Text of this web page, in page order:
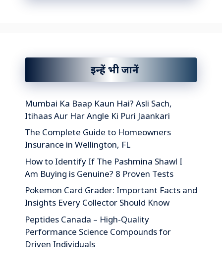
इन्हें भी जानें
Mumbai Ka Baap Kaun Hai? Asli Sach,
Itihaas Aur Har Angle Ki Puri Jaankari
The Complete Guide to Homeowners
Insurance in Wellington, FL
How to Identify If The Pashmina Shawl I
Am Buying is Genuine? 8 Proven Tests
Pokemon Card Grader: Important Facts and
Insights Every Collector Should Know
Peptides Canada – High-Quality
Performance Science Compounds for
Driven Individuals